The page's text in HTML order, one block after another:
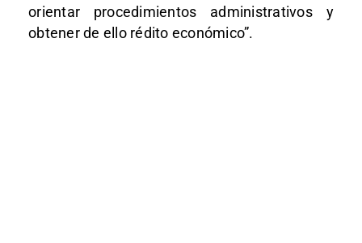
orientar procedimientos administrativos y
obtener de ello rédito económico”.